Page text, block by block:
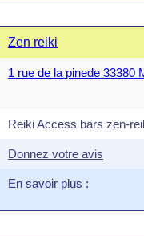
Zen reiki
1 rue de la pinede 33380
Reiki Access bars zen-
Donnez votre avis
En savoir plus :